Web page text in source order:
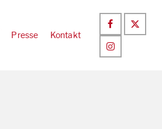
Presse Kontakt